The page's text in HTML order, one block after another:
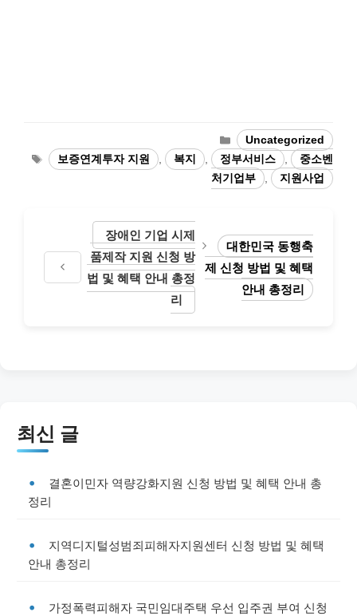
Categories
Uncategorized
Tags보증연계투자 지원 , 복지 , 정부서비스 ,
중소벤
처기업부
, 지원사업
장애인 기업 시제
품제작 지원 신청 방
법 및 혜택 안내 총정
리
대한민국 동행축
제 신청 방법 및 혜택
안내 총정리
최신 글
결혼이민자 역량강화지원 신청 방법 및 혜택 안내 총
정리
지역디지털성범죄피해자지원센터 신청 방법 및 혜택
안내 총정리
가정폭력피해자 국민임대주택 우선 입주권 부여 신청